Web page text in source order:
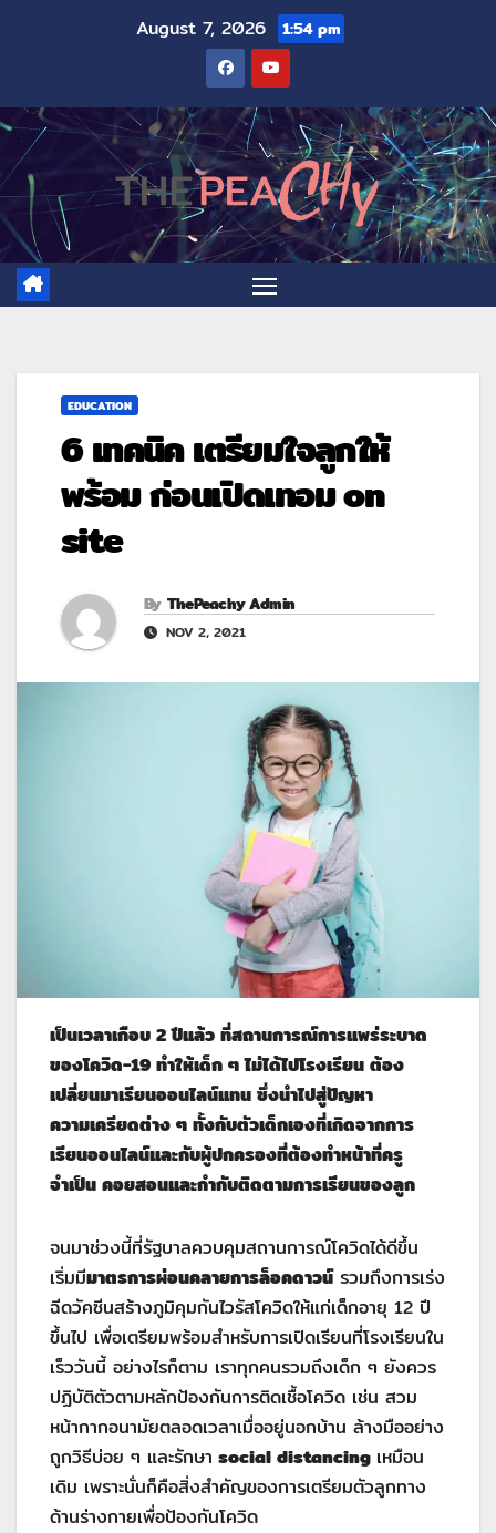
August 7, 2026 1:54 pm
EDUCATION
6 เทคนิค เตรียมใจลูกให้
พร้อม ก่อนเปิดเทอม on
site
By ThePeachy Admin
NOV 2, 2021
เป็นเวลาเกือบ 2 ปีแล้ว ที่สถานการณ์การแพร่ระบาด
ของโควิด-19 ทำให้เด็ก ๆ ไม่ได้ไปโรงเรียน ต้อง
เปลี่ยนมาเรียนออนไลน์แทน ซึ่งนำไปสู่ปัญหา
ความเครียดต่าง ๆ ทั้งกับตัวเด็กเองที่เกิดจากการ
เรียนออนไลน์และกับผู้ปกครองที่ต้องทำหน้าที่ครู
จำเป็น คอยสอนและกำกับติดตามการเรียนของลูก
จนมาช่วงนี้ที่รัฐบาลควบคุมสถานการณ์โควิดได้ดีขึ้น
เริ่มมีมาตรการผ่อนคลายการล็อคดาวน์รวมถึงการเร่ง
ฉีดวัคซีนสร้างภูมิคุมกันไวรัสโควิดให้แก่เด็กอายุ 12 ปี
ขึ้นไป เพื่อเตรียมพร้อมสำหรับการเปิดเรียนที่โรงเรียนใน
เร็ววันนี้ อย่างไรก็ตาม เราทุกคนรวมถึงเด็ก ๆ ยังควร
ปฏิบัติตัวตามหลักป้องกันการติดเชื้อโควิด เช่น สวม
หน้ากากอนามัยตลอดเวลาเมื่ออยู่นอกบ้าน ล้างมืออย่าง
ถูกวิธีบ่อย ๆ และรักษา social distancing เหมือน
เดิม เพราะนั่นก็คือสิ่งสำคัญของการเตรียมตัวลูกทาง
ด้านร่างกายเพื่อป้องกันโควิด